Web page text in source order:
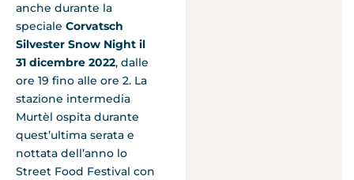
anche durante la
speciale Corvatsch
Silvester Snow Night il
31 dicembre 2022, dalle
ore 19 fino alle ore 2. La
stazione intermedia
Murtèl ospita durante
quest’ultima serata e
nottata dell’anno lo
Street Food Festival con